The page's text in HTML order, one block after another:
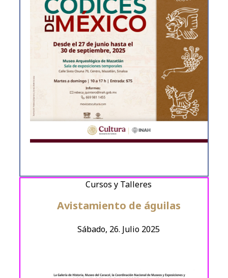
Sábado, 26. Julio 2025
Avistamiento de águilas
Cursos y Talleres